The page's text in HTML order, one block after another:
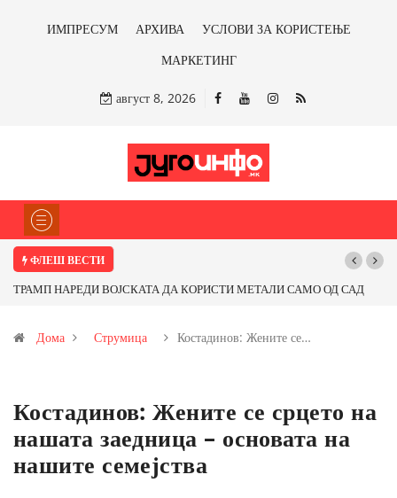
ИМПРЕСУМ АРХИВА
УСЛОВИ ЗА КОРИСТЕЊЕ
МАРКЕТИНГ
август 8, 2026
ФЛЕШ ВЕСТИ
ТРАМП НАРЕДИ ВОЈСКАТА ДА КОРИСТИ МЕТАЛИ САМО ОД САД
Иловица и со антимонот?
Дома Струмица Костадинов: Жените се…
Костадинов: Жените се срцето на
нашата заедница – основата на
нашите семејства